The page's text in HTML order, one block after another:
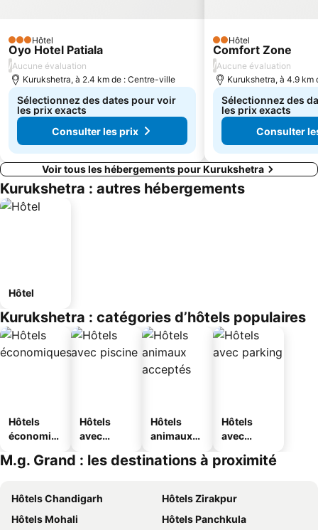
3 Étoiles
Hôtel
Oyo Hotel Patiala
/Aucune évaluation
Kurukshetra, à 2.4 km de : Centre-ville
Sélectionnez des dates pour voir
les prix exacts
Consulter les prix
2 Étoiles
Hôtel
Comfort Zone
/Aucune évaluation
Kurukshetra, à 4.9 km
Sélectionnez des
les prix exacts
Consulter
Voir tous les hébergements pour Kurukshetra
Kurukshetra : autres hébergements
Hôtel
Kurukshetra : catégories d’hôtels populaires
Hôtels
économiq
Hôtels
avec
Hôtels
animaux
Hôtels
avec
M.g. Grand : les destinations à proximité
Hôtels Chandigarh
Hôtels Zirakpur
Hôtels Mohali
Hôtels Panchkula